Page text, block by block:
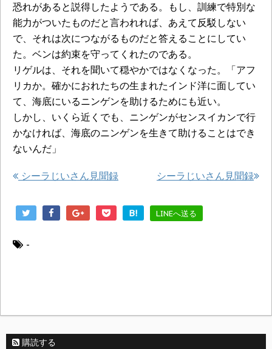
恐れがあると説得したようである。もし、訓練で特別な
能力がついたものだと言われれば、あえて反駁しない
で、それは次につながるものだと答えることにしてい
た。ベンは約束を守ってくれたのである。
リゲルは、それを聞いて穏やかではなくなった。「アフ
リカか。確かにおれたちの生まれたインド洋に面してい
て、海底にいるニンゲンを助けるためにも近い。
しかし、いくら近くでも、ニンゲンがセンスイカンで行
かなければ、海底のニンゲンを生きて助けることはでき
ないんだ」
シーラじいさん見聞録
シーラじいさん見聞録
B! LINEへ送る
-
購読する